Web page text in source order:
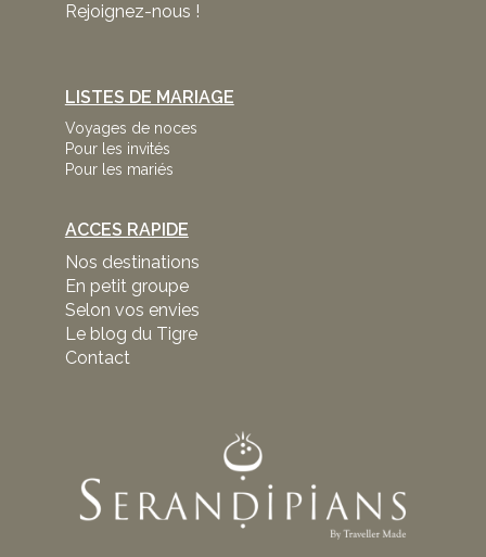
Rejoignez-nous !
LISTES DE MARIAGE
Voyages de noces
Pour les invités
Pour les mariés
ACCES RAPIDE
Nos destinations
En petit groupe
Selon vos envies
Le blog du Tigre
Contact